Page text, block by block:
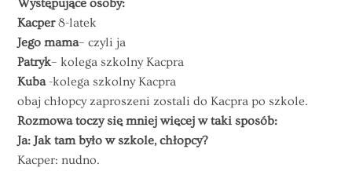
Występujące osoby:
Kacper8-latek
Jego mama– czyli ja
Patryk– kolega szkolny Kacpra
Kuba-kolega szkolny Kacpra
obaj chłopcy zaproszeni zostali do Kacpra po szkole.
Rozmowa toczy się mniej więcej w taki sposób:
Ja: Jak tam było w szkole, chłopcy?
Kacper: nudno.